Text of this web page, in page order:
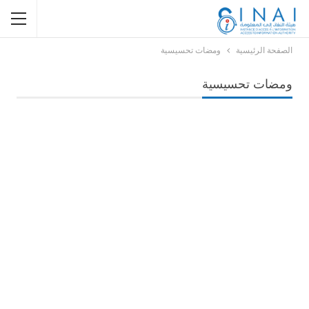
الصفحة الرئيسية ومضات تحسيسية
ومضات تحسيسية